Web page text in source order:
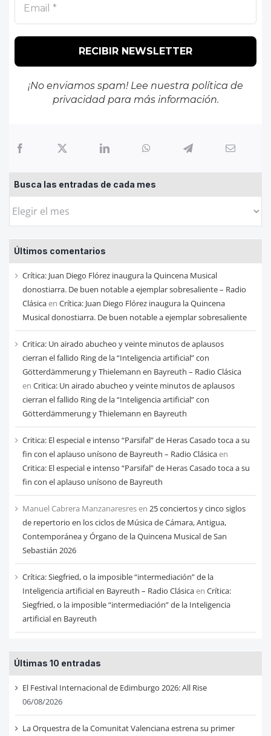
¡No enviamos spam! Lee nuestra política de
privacidadpara más información.
Busca las entradas de cada mes
Busca
entradas
de
cada
mes
Últimos comentarios
Crítica: Juan Diego Flórez inaugura la Quincena Musical
donostiarra. De buen notable a ejemplar sobresaliente – Radio
Clásicaen Crítica: Juan Diego Flórez inaugura la Quincena
Musical donostiarra. De buen notable a ejemplar sobresaliente
Critica: Un airado abucheo y veinte minutos de aplausos
cierran el fallido Ring de la “Inteligencia artificial” con
Götterdämmerung y Thielemann en Bayreuth – Radio Clásica
en Critica: Un airado abucheo y veinte minutos de aplausos
cierran el fallido Ring de la “Inteligencia artificial” con
Götterdämmerung y Thielemann en Bayreuth
Critica: El especial e intenso “Parsifal” de Heras Casado toca a su
fin con el aplauso unísono de Bayreuth – Radio Clásicaen
Critica: El especial e intenso “Parsifal” de Heras Casado toca a su
fin con el aplauso unísono de Bayreuth
Manuel Cabrera Manzanaresresen 25 conciertos y cinco siglos
de repertorio en los ciclos de Música de Cámara, Antigua,
Contemporánea y Órgano de la Quincena Musical de San
Sebastián 2026
Crítica: Siegfried, o la imposible “intermediación” de la
Inteligencia artificial en Bayreuth – Radio Clásicaen Crítica:
Siegfried, o la imposible “intermediación” de la Inteligencia
artificial en Bayreuth
Últimas 10 entradas
El Festival Internacional de Edimburgo 2026: All Rise
06/08/2026
La Orquestra de la Comunitat Valenciana estrena su primer